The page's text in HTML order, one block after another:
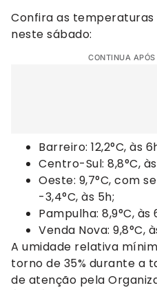
Confira as
neste sábado:
CONTINUA
Barreiro: 12,2°C, às
Centro-Sul: 8,8°C, às
Oeste: 9,7°C, com
-3,4°C, às 5h;
Pampulha: 8,9°C, às
Venda Nova: 9,8°C,
A umidade relativa
torno de 35% durante a
de atenção pela